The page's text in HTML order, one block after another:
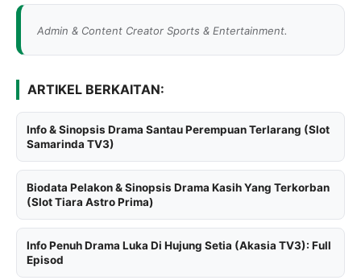
Admin & Content Creator Sports & Entertainment.
ARTIKEL BERKAITAN:
Info & Sinopsis Drama Santau Perempuan Terlarang (Slot
Samarinda TV3)
Biodata Pelakon & Sinopsis Drama Kasih Yang Terkorban
(Slot Tiara Astro Prima)
Info Penuh Drama Luka Di Hujung Setia (Akasia TV3): Full
Episod